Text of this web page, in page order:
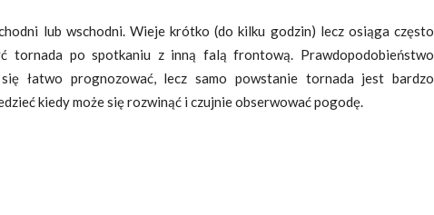
lub wschodni. Wieje krótko (do kilku godzin) lecz osiąga często
tornada po spotkaniu z inną falą frontową. Prawdopodobieństwo
łatwo prognozować, lecz samo powstanie tornada jest bardzo
kiedy może się rozwinąć i czujnie obserwować pogodę.